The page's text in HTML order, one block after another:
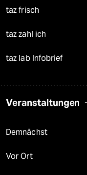
taz frisch
taz zahl ich
taz lab Infobrief
Veranstaltungen
Demnächst
Vor Ort